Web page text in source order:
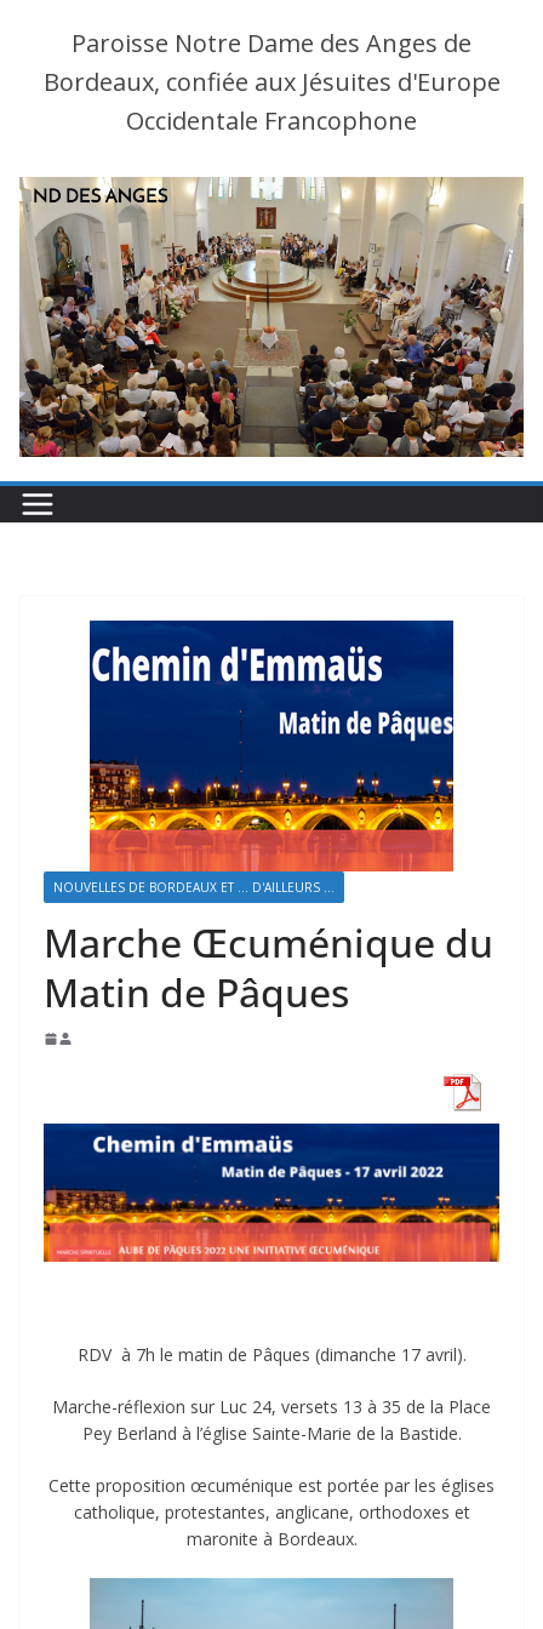
Paroisse Notre Dame des Anges de
Bordeaux, confiée aux Jésuites d'Europe
Occidentale Francophone
NOUVELLES DE BORDEAUX ET ... D'AILLEURS ...
Marche Œcuménique du
Matin de Pâques
RDV à 7h le matin de Pâques (dimanche 17 avril).
Marche-réflexion sur Luc 24, versets 13 à 35 de la Place
Pey Berland à l’église Sainte-Marie de la Bastide.
Cette proposition œcuménique est portée par les églises
catholique, protestantes, anglicane, orthodoxes et
maronite à Bordeaux.